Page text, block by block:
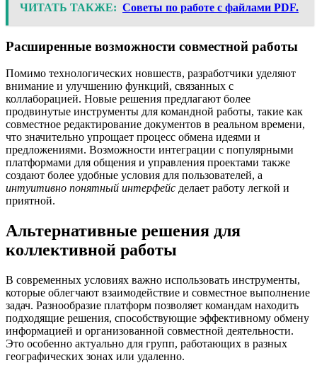
ЧИТАТЬ ТАКЖЕ: Советы по работе с файлами PDF.
Расширенные возможности совместной работы
Помимо технологических новшеств, разработчики уделяют
внимание и улучшению функций, связанных с
коллаборацией. Новые решения предлагают более
продвинутые инструменты для командной работы, такие как
совместное редактирование документов в реальном времени,
что значительно упрощает процесс обмена идеями и
предложениями. Возможности интеграции с популярными
платформами для общения и управления проектами также
создают более удобные условия для пользователей, а
интуитивно понятный интерфейс делает работу легкой и
приятной.
Альтернативные решения для
коллективной работы
В современных условиях важно использовать инструменты,
которые облегчают взаимодействие и совместное выполнение
задач. Разнообразие платформ позволяет командам находить
подходящие решения, способствующие эффективному обмену
информацией и организованной совместной деятельности.
Это особенно актуально для групп, работающих в разных
географических зонах или удаленно.